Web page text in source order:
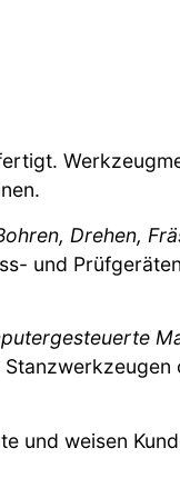
Drehen,
und Prüfgeräten
und weisen